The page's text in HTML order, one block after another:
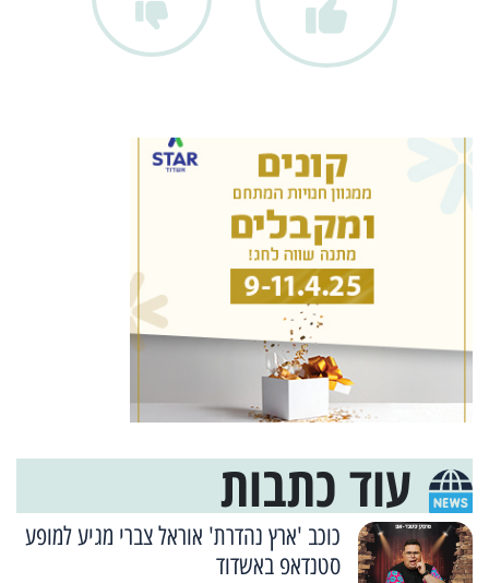
עוד כתבות
כוכב 'ארץ נהדרת' אוראל צברי מגיע למופע
סטנדאפ באשדוד